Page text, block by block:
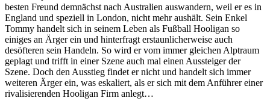
besten Freund demnächst nach Australien auswandern, weil er es in
England und speziell in London, nicht mehr aushält. Sein Enkel
Tommy handelt sich in seinem Leben als Fußball Hooligan so
einiges an Ärger ein und hinterfragt erstaunlicherweise auch
desöfteren sein Handeln. So wird er vom immer gleichen Alptraum
geplagt und trifft in einer Szene auch mal einen Aussteiger der
Szene. Doch den Ausstieg findet er nicht und handelt sich immer
weiteren Ärger ein, was eskaliert, als er sich mit dem Anführer einer
rivalisierenden Hooligan Firm anlegt…